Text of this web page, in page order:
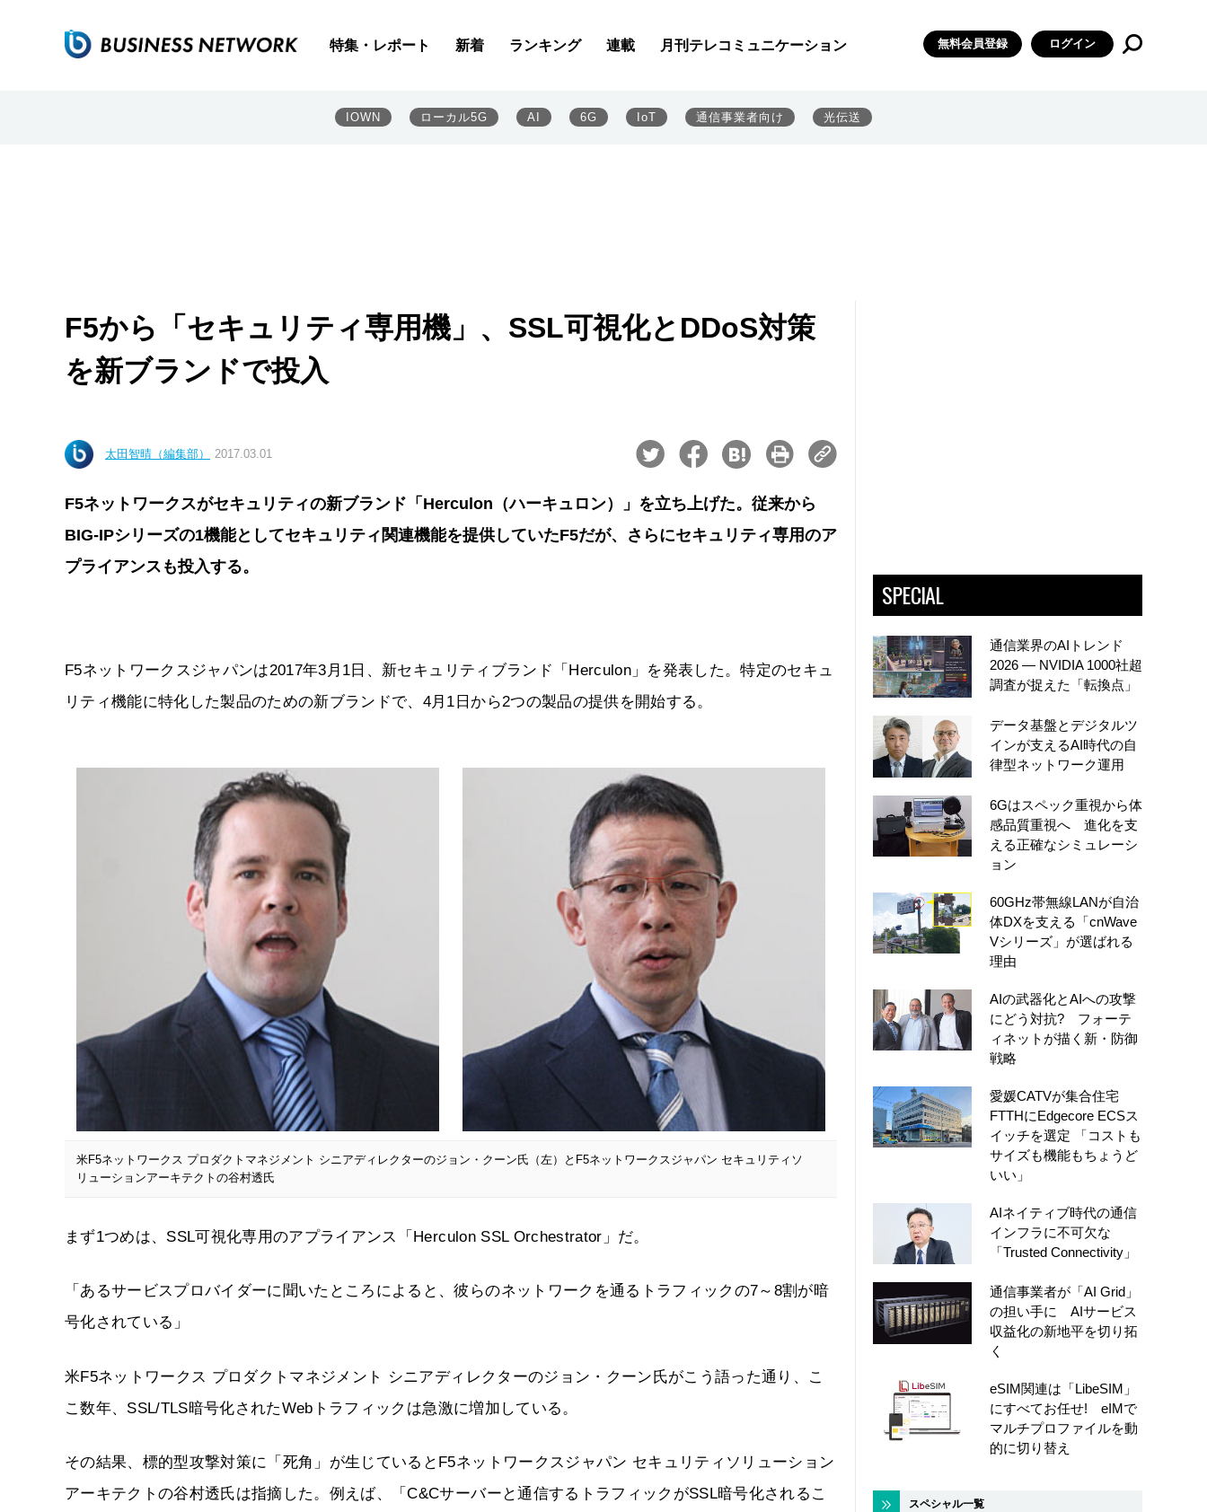
特集・レポート 新着 ランキング 連載 月刊テレコミュニケーション 無料会員登録 ログイン
IOWN ローカル5G AI 6G IoT 通信事業者向け 光伝送
F5から「セキュリティ専用機」、SSL可視化とDDoS対策
を新ブランドで投入
太田智晴（編集部） 2017.03.01
F5ネットワークスがセキュリティの新ブランド「Herculon（ハーキュロン）」を立ち上げた。従来から
BIG-IPシリーズの1機能としてセキュリティ関連機能を提供していたF5だが、さらにセキュリティ専用のア
プライアンスも投入する。
F5ネットワークスジャパンは2017年3月1日、新セキュリティブランド「Herculon」を発表した。特定のセキュ
リティ機能に特化した製品のための新ブランドで、4月1日から2つの製品の提供を開始する。
米F5ネットワークス プロダクトマネジメント シニアディレクターのジョン・クーン氏（左）とF5ネットワークスジャパン セキュリティソ
リューションアーキテクトの谷村透氏
まず1つめは、SSL可視化専用のアプライアンス「Herculon SSL Orchestrator」だ。
「あるサービスプロバイダーに聞いたところによると、彼らのネットワークを通るトラフィックの7～8割が暗
号化されている」
米F5ネットワークス プロダクトマネジメント シニアディレクターのジョン・クーン氏がこう語った通り、こ
こ数年、SSL/TLS暗号化されたWebトラフィックは急激に増加している。
その結果、標的型攻撃対策に「死角」が生じているとF5ネットワークスジャパン セキュリティソリューション
アーキテクトの谷村透氏は指摘した。例えば、「C&Cサーバーと通信するトラフィックがSSL暗号化されるこ
SPECIAL
通信業界のAIトレンド
2026 ― NVIDIA 1000社超
調査が捉えた「転換点」
データ基盤とデジタルツ
インが支えるAI時代の自
律型ネットワーク運用
6Gはスペック重視から体
感品質重視へ 進化を支
える正確なシミュレーシ
ョン
60GHz帯無線LANが自治
体DXを支える「cnWave
Vシリーズ」が選ばれる
理由
AIの武器化とAIへの攻撃
にどう対抗? フォーテ
ィネットが描く新・防御
戦略
愛媛CATVが集合住宅
FTTHにEdgecore ECSス
イッチを選定 「コストも
サイズも機能もちょうど
いい」
AIネイティブ時代の通信
インフラに不可欠な
「Trusted Connectivity」
通信事業者が「AI Grid」
の担い手に AIサービス
収益化の新地平を切り拓
く
eSIM関連は「LibeSIM」
にすべてお任せ! eIMで
マルチプロファイルを動
的に切り替え
スペシャル一覧